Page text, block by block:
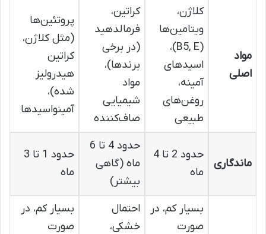
مواد
اصلی
کلاژن،
ویتامین‌ها
(B5, E)،
اسیدهای
آمینه،
روغن‌های
طبیعی
کراتین،
فرمالدهید
(در برخی
برندها)،
مواد
شیمیایی
صاف‌کننده
پروتئین‌ها
(مثل کلاژن،
کراتین
هیدرولیز
شده)،
آمینواسیدها
ماندگاری
حدود 2 تا 4
ماه
حدود 4 تا 6
ماه (گاهی
بیشتر)
حدود 1 تا 3
ماه
بسیار کم، در
صورت
احتمال
خشکی،
بسیار کم، در
صورت